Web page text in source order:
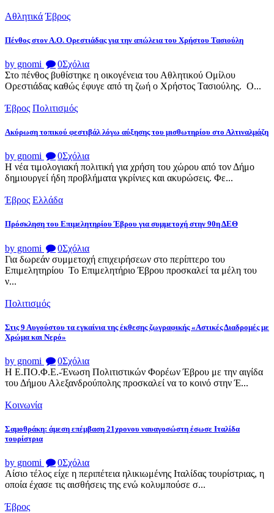
Αθλητικά Έβρος
Πένθος στον Α.Ο. Ορεστιάδας για την απώλεια του Χρήστου Τασιούλη
by gnomi 0Σχόλια
Στο πένθος βυθίστηκε η οικογένεια του Αθλητικού Ομίλου
Ορεστιάδας καθώς έφυγε από τη ζωή ο Χρήστος Τασιούλης. Ο...
Έβρος Πολιτισμός
Ακύρωση τοπικού φεστιβάλ λόγω αύξησης του μισθωτηρίου στο Αλτιναλμάζη
by gnomi 0Σχόλια
Η νέα τιμολογιακή πολιτική για χρήση του χώρου από τον Δήμο
δημιουργεί ήδη προβλήματα γκρίνιες και ακυρώσεις. Φε...
Έβρος Ελλάδα
Πρόσκληση του Επιμελητηρίου Έβρου για συμμετοχή στην 90η ΔΕΘ
by gnomi 0Σχόλια
Για δωρεάν συμμετοχή επιχειρήσεων στο περίπτερο του
Επιμελητηρίου Το Επιμελητήριο Έβρου προσκαλεί τα μέλη του
ν...
Πολιτισμός
Στις 9 Αυγούστου τα εγκαίνια της έκθεσης ζωγραφικής «Αστικές Διαδρομές με
Χρώμα και Νερό»
by gnomi 0Σχόλια
Η Ε.ΠΟ.Φ.Ε.-Ένωση Πολιτιστικών Φορέων Έβρου με την αιγίδα
του Δήμου Αλεξανδρούπολης προσκαλεί να το κοινό στην Έ...
Κοινωνία
Σαμοθράκη: άμεση επέμβαση 21χρονου ναυαγοσώστη έσωσε Ιταλίδα
τουρίστρια
by gnomi 0Σχόλια
Αίσιο τέλος είχε η περιπέτεια ηλικιωμένης Ιταλίδας τουρίστριας, η
οποία έχασε τις αισθήσεις της ενώ κολυμπούσε σ...
Έβρος